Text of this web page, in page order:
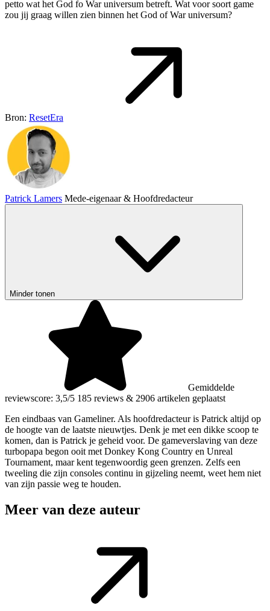
petto wat het God fo War universum betreft. Wat voor soort game
zou jij graag willen zien binnen het God of War universum?
Bron: ResetEra
Patrick Lamers Mede-eigenaar & Hoofdredacteur
Minder tonen
Gemiddelde
reviewscore: 3,5/5 185 reviews & 2906 artikelen geplaatst
Een eindbaas van Gameliner. Als hoofdredacteur is Patrick altijd op
de hoogte van de laatste nieuwtjes. Denk je met een dikke scoop te
komen, dan is Patrick je geheid voor. De gameverslaving van deze
turbopapa begon ooit met Donkey Kong Country en Unreal
Tournament, maar kent tegenwoordig geen grenzen. Zelfs een
tweeling die zijn consoles continu in gijzeling neemt, weet hem niet
van zijn passie weg te houden.
Meer van deze auteur